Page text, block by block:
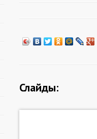
Слайды: